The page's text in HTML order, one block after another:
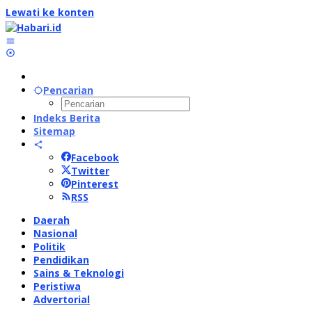
Lewati ke konten
Pencarian
Indeks Berita
Sitemap
Facebook
Twitter
Pinterest
RSS
Daerah
Nasional
Politik
Pendidikan
Sains & Teknologi
Peristiwa
Advertorial